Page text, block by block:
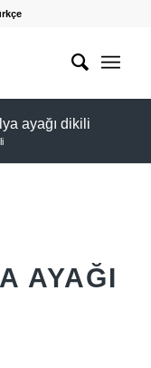
ayağı dikili
AYAĞI